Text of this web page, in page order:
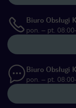
Biuro Obsługi
pon. – pt.
Biuro Obsługi
pon. – pt.